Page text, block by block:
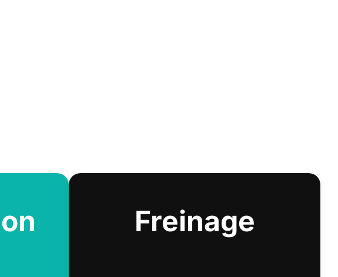
Freinage